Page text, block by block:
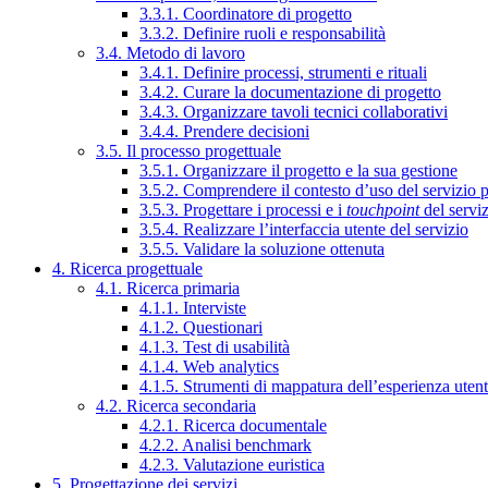
3.3.1. Coordinatore di progetto
3.3.2. Definire ruoli e responsabilità
3.4. Metodo di lavoro
3.4.1. Definire processi, strumenti e rituali
3.4.2. Curare la documentazione di progetto
3.4.3. Organizzare tavoli tecnici collaborativi
3.4.4. Prendere decisioni
3.5. Il processo progettuale
3.5.1. Organizzare il progetto e la sua gestione
3.5.2. Comprendere il contesto d’uso del servizio
3.5.3. Progettare i processi e i touchpointdel
3.5.4. Realizzare l’interfaccia utente del servizio
3.5.5. Validare la soluzione ottenuta
4. Ricerca progettuale
4.1. Ricerca primaria
4.1.1. Interviste
4.1.2. Questionari
4.1.3. Test di usabilità
4.1.4. Web analytics
4.1.5. Strumenti di mappatura dell’esperienza
4.2. Ricerca secondaria
4.2.1. Ricerca documentale
4.2.2. Analisi benchmark
4.2.3. Valutazione euristica
5. Progettazione dei servizi